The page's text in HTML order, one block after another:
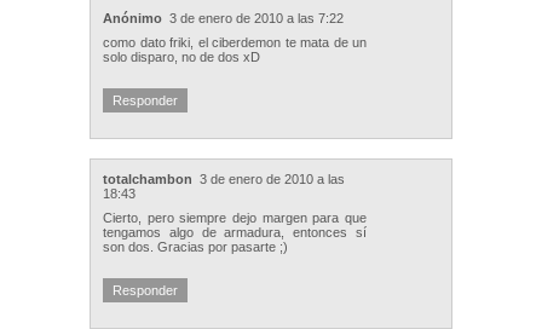
Anónimo 3 de enero de 2010 a las 7:22
como dato friki, el ciberdemon te mata de un
solo disparo, no de dos xD
Responder
totalchambon 3 de enero de 2010 a las
18:43
Cierto, pero siempre dejo margen para que
tengamos algo de armadura, entonces sí
son dos. Gracias por pasarte ;)
Responder